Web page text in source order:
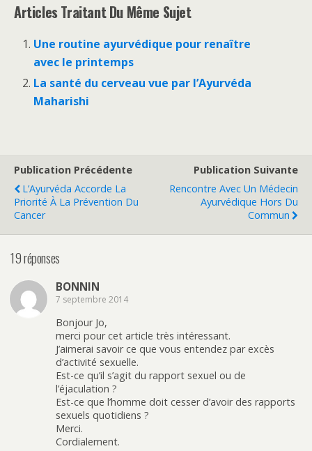
Articles Traitant Du Même Sujet
Une routine ayurvédique pour renaître
avec le printemps
La santé du cerveau vue par l’Ayurvéda
Maharishi
Publication Précédente
L’Ayurvéda Accorde La
Priorité À La Prévention Du
Cancer
Publication Suivante
Rencontre Avec Un Médecin
Ayurvédique Hors Du
Commun
19 réponses
BONNIN
7 septembre 2014
Bonjour Jo,
merci pour cet article très intéressant.
J’aimerai savoir ce que vous entendez par excès
d’activité sexuelle.
Est-ce qu’il s’agit du rapport sexuel ou de
l’éjaculation ?
Est-ce que l’homme doit cesser d’avoir des rapports
sexuels quotidiens ?
Merci.
Cordialement.